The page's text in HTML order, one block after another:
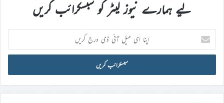
لیے ہمارے نیوز لیٹر کو سبسکرائب کریں
اپنا
ای
میل
ڈی
درج
کریں